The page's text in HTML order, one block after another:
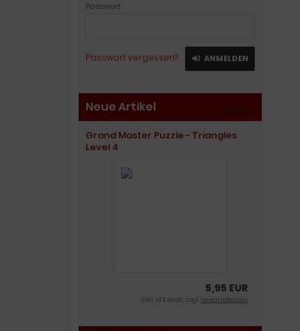
Passwort:
Passwort vergessen? ANMELDEN
Neue Artikel mehr
Grand Master Puzzle - Triangles
Level 4
5,95 EUR
inkl. 19 % MwSt. zzgl.Versandkosten